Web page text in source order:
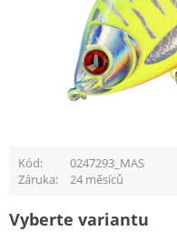
Kód 0247293_MAS
Záruka
24 měsíců
Vyberte variantu